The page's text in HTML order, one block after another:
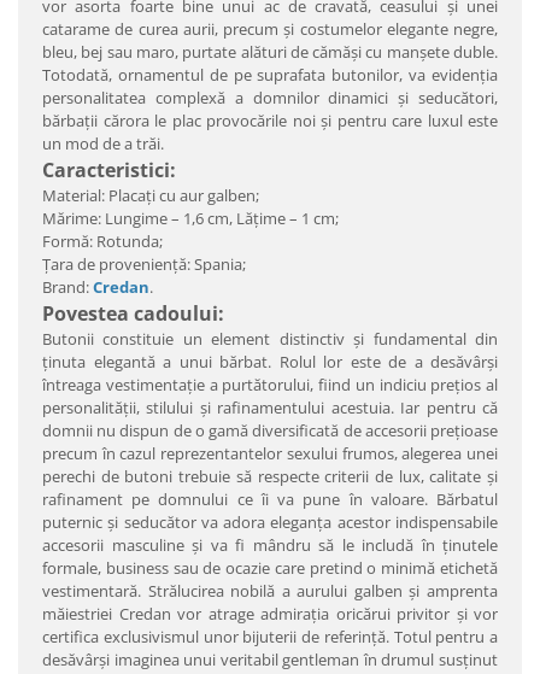
vor asorta foarte bine unui ac de cravată, ceasului şi unei
catarame de curea aurii, precum şi costumelor elegante negre,
bleu, bej sau maro, purtate alături de cămăşi cu manşete duble.
Totodată, ornamentul de pe suprafata butonilor, va evidenţia
personalitatea complexă a domnilor dinamici şi seducători,
bărbaţii cărora le plac provocările noi şi pentru care luxul este
un mod de a trăi.
Caracteristici:
Material: Placaţi cu aur galben;
Mărime: Lungime – 1,6 cm, Lăţime – 1 cm;
Formă: Rotunda;
Ţara de provenienţă: Spania;
Brand:Credan.
Povestea cadoului:
Butonii constituie un element distinctiv şi fundamental din
ţinuta elegantă a unui bărbat. Rolul lor este de a desăvârşi
întreaga vestimentaţie a purtătorului, fiind un indiciu preţios al
personalităţii, stilului şi rafinamentului acestuia. Iar pentru că
domnii nu dispun de o gamă diversificată de accesorii preţioase
precum în cazul reprezentantelor sexului frumos, alegerea unei
perechi de butoni trebuie să respecte criterii de lux, calitate şi
rafinament pe domnului ce îi va pune în valoare. Bărbatul
puternic şi seducător va adora eleganţa acestor indispensabile
accesorii masculine şi va fi mândru să le includă în ţinutele
formale, business sau de ocazie care pretind o minimă etichetă
vestimentară. Strălucirea nobilă a aurului galben şi amprenta
măiestriei Credan vor atrage admiraţia oricărui privitor şi vor
certifica exclusivismul unor bijuterii de referinţă. Totul pentru a
desăvârşi imaginea unui veritabil gentleman în drumul susţinut